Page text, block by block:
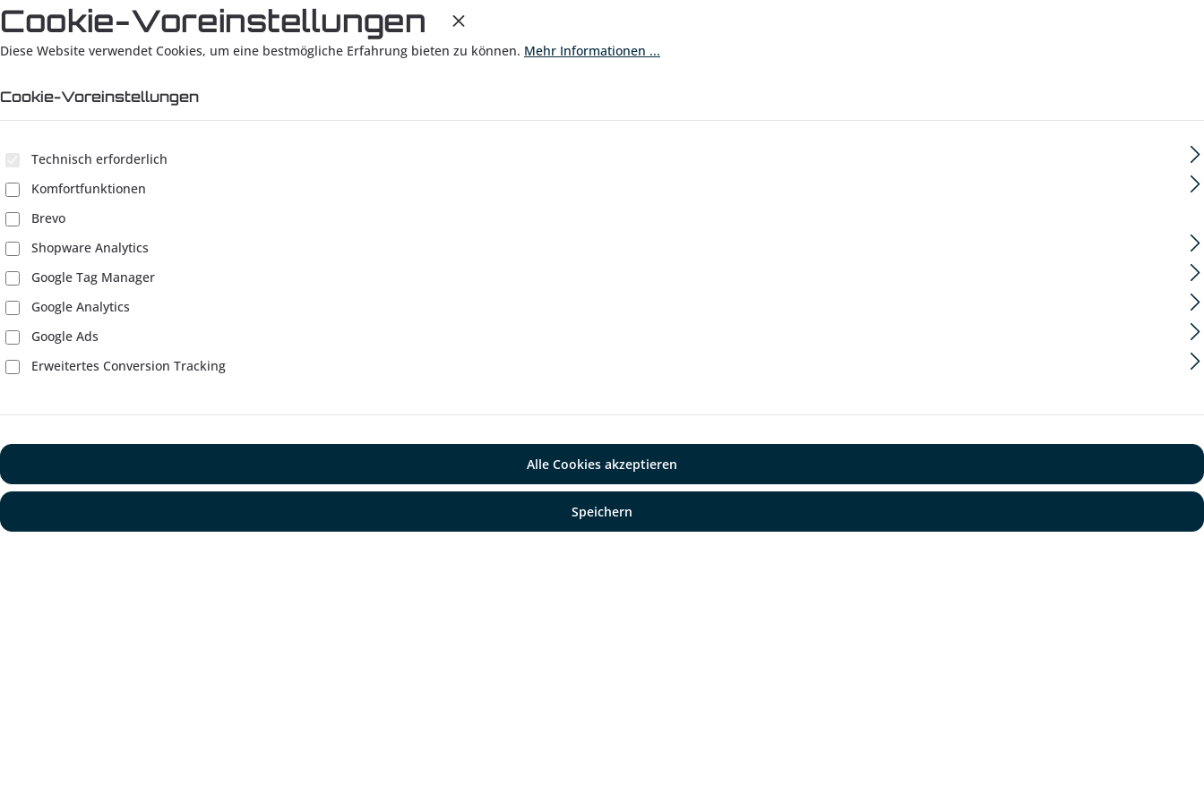
Cookie-Voreinstellungen
Diese Website verwendet Cookies, um eine bestmögliche Erfahrung bieten zu können. Mehr Informationen ...
Cookie-Voreinstellungen
Technisch erforderlich
Komfortfunktionen
Brevo
Shopware Analytics
Google Tag Manager
Google Analytics
Google Ads
Erweitertes Conversion Tracking
Alle Cookies akzeptieren
Speichern